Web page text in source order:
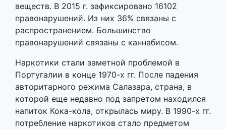
веществ. В 2015 г. зафиксировано 16102
правонарушений. Из них 36% связаны с
распространением. Большинство
правонарушений связаны с каннабисом.
Наркотики стали заметной проблемой в
Португалии в конце 1970-х гг. После падения
авторитарного режима Салазара, страна, в
которой еще недавно под запретом находился
напиток Кока-кола, открылась миру. В 1990-х гг.
потребление наркотиков стало предметом